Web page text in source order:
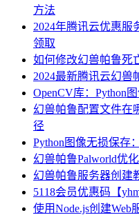
方法
2024年腾讯云优惠服
领取
如何修改幻兽帕鲁死
2024最新腾讯云幻兽
OpenCV库：Python
幻兽帕鲁配置文件在
径
Python图像无损保存
幻兽帕鲁Palworld优
幻兽帕鲁服务器创建
5118会员优惠码【
使用Node.js创建Web